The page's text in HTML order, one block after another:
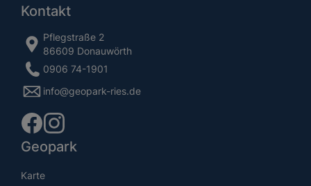
Kontakt
Pflegstraße 2
86609 Donauwörth
0906 74-1901
info@geopark-ries.de
Geopark
Karte